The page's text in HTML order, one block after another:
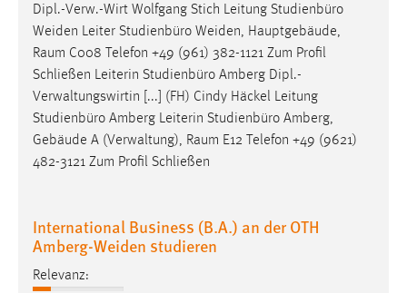
Dipl.-Verw.-Wirt Wolfgang Stich Leitung Studienbüro
Weiden Leiter Studienbüro Weiden, Hauptgebäude,
Raum C008 Telefon +49 (961) 382-1121 Zum Profil
Schließen Leiterin Studienbüro Amberg Dipl.-
Verwaltungswirtin [...] (FH) Cindy Häckel Leitung
Studienbüro Amberg Leiterin Studienbüro Amberg,
Gebäude A (Verwaltung), Raum E12 Telefon +49 (9621)
482-3121 Zum Profil Schließen
International Business (B.A.) an der OTH
Amberg-Weiden studieren
Relevanz:
EXTERNE MEDIEN
Um Inhalte von Videoplattformen und Social Media
Plattformen anzeigen zu können, werden von diesen
externen Medien Cookies gesetzt.
YouTube